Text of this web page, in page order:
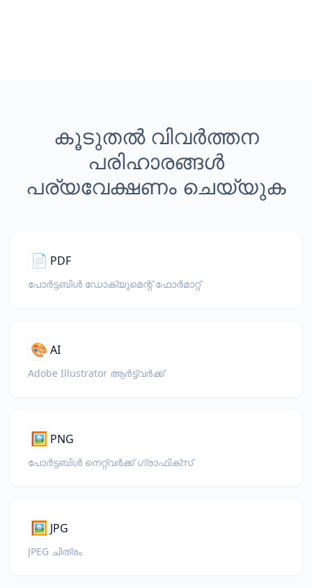
കൂടുതൽ വിവർത്തന
പരിഹാരങ്ങൾ
പര്യവേക്ഷണം ചെയ്യുക
📄 PDF
പോർട്ടബിൾ ഡോക്യുമെന്റ് ഫോർമാറ്റ്
🎨AI
Adobe Illustrator ആർട്ട്‌വർക്ക്
🖼️ PNG
പോർട്ടബിൾ നെറ്റ്‌വർക്ക് ഗ്രാഫിക്സ്
🖼️ JPG
JPEG ചിത്രം